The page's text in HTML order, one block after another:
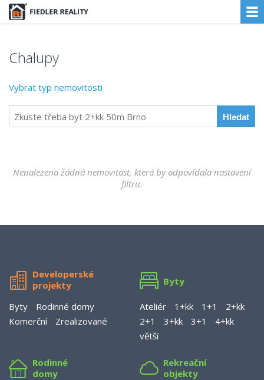
Chalupy
Vybrat typ nemovitosti
Nenalezena žádná nemovitost, která by odpovídala nastavení
filtru.
Developerské
projekty
Byty
Rodinné domy
Komerční
Zrealizované
Byty
Ateliér 1+kk 1+1
2+kk
2+1
3+kk 3+1
4+kk
větší
Rodinné
domy
Rekreační
objekty